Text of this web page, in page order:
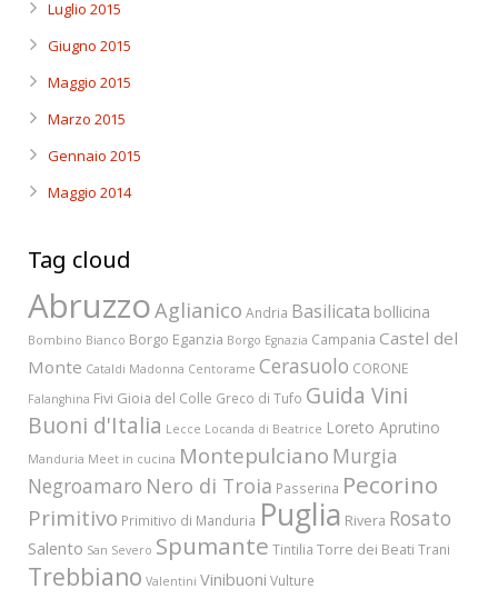
Luglio 2015
Giugno 2015
Maggio 2015
Marzo 2015
Gennaio 2015
Maggio 2014
Tag cloud
AbruzzoAglianico Andria Basilicata bollicina
Bombino Bianco Borgo Eganzia Borgo Egnazia Campania Castel del
Monte Cataldi Madonna Centorame Cerasuolo CORONE
Falanghina Fivi Gioia del Colle Greco di Tufo Guida Vini
Buoni d'Italia Lecce Locanda di Beatrice Loreto Aprutino
Manduria Meet in cucina Montepulciano Murgia
Negroamaro Nero di Troia Passerina Pecorino
Primitivo Primitivo di Manduria Puglia Rivera Rosato
Salento San Severo Spumante Tintilia Torre dei Beati Trani
Trebbiano Valentini Vinibuoni Vulture